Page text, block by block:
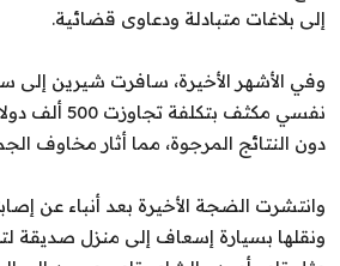
إلى بلاغات متبادلة ودعاوى قضائية.
وفي الأشهر الأخيرة، سافرت شيرين إلى
نفسي مكثف
دون النتائج المرجوة، مما أثار مخاوف
وانتشرت الضجة الأخيرة بعد أنباء عن
ونقلها بسيارة إسعاف إلى منزل صديقة